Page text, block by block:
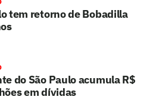
tem retorno de Bobadilla
do São Paulo acumula R$
em dívidas